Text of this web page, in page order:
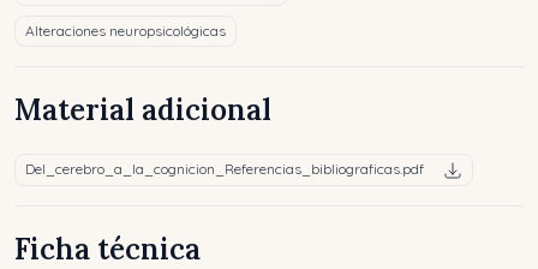
Alteraciones neuropsicológicas
Material adicional
Del_cerebro_a_la_cognicion_Referencias_bibliograficas.pdf
Ficha técnica